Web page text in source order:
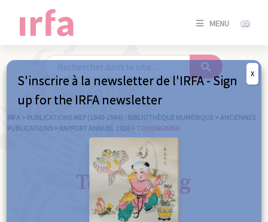
MENU
SE
/
IRFA > PUBLICATIONS MEP (1840-1964) : BIBLIOTHÈQUE NUMÉRIQUE > ANCIENNES
PUBLICATIONS > RAPPORT ANNUEL 1926 > TCHONGKING
Tchongking
S'inscrire à la newsletter de l'IRFA - Sign
up for the IRFA newsletter
X